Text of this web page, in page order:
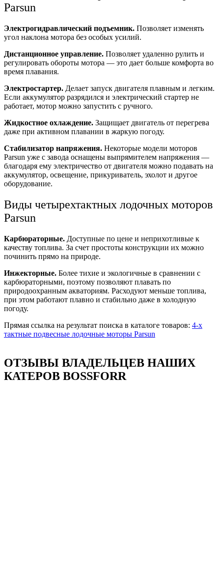
Parsun
Электрогидравлический подъемник. Позволяет изменять
угол наклона мотора без особых усилий.
Дистанционное управление. Позволяет удаленно рулить и
регулировать обороты мотора — это дает больше комфорта во
время плавания.
Электростартер. Делает запуск двигателя плавным и легким.
Если аккумулятор разрядился и электрический стартер не
работает, мотор можно запустить с ручного.
Жидкостное охлаждение. Защищает двигатель от перегрева
даже при активном плавании в жаркую погоду.
Стабилизатор напряжения. Некоторые модели моторов
Parsun уже с завода оснащены выпрямителем напряжения —
благодаря ему электричество от двигателя можно подавать на
аккумулятор, освещение, прикуриватель, эхолот и другое
оборудование.
Виды четырехтактных лодочных моторов
Parsun
Карбюраторные. Доступные по цене и неприхотливые к
качеству топлива. За счет простоты конструкции их можно
починить прямо на природе.
Инжекторные. Более тихие и экологичные в сравнении с
карбюраторными, поэтому позволяют плавать по
природоохранным акваториям. Расходуют меньше топлива,
при этом работают плавно и стабильно даже в холодную
погоду.
Прямая ссылка на результат поиска в каталоге товаров: 4-х
тактные подвесные лодочные моторы Parsun
ОТЗЫВЫ ВЛАДЕЛЬЦЕВ НАШИХ
КАТЕРОВ BOSSFORR